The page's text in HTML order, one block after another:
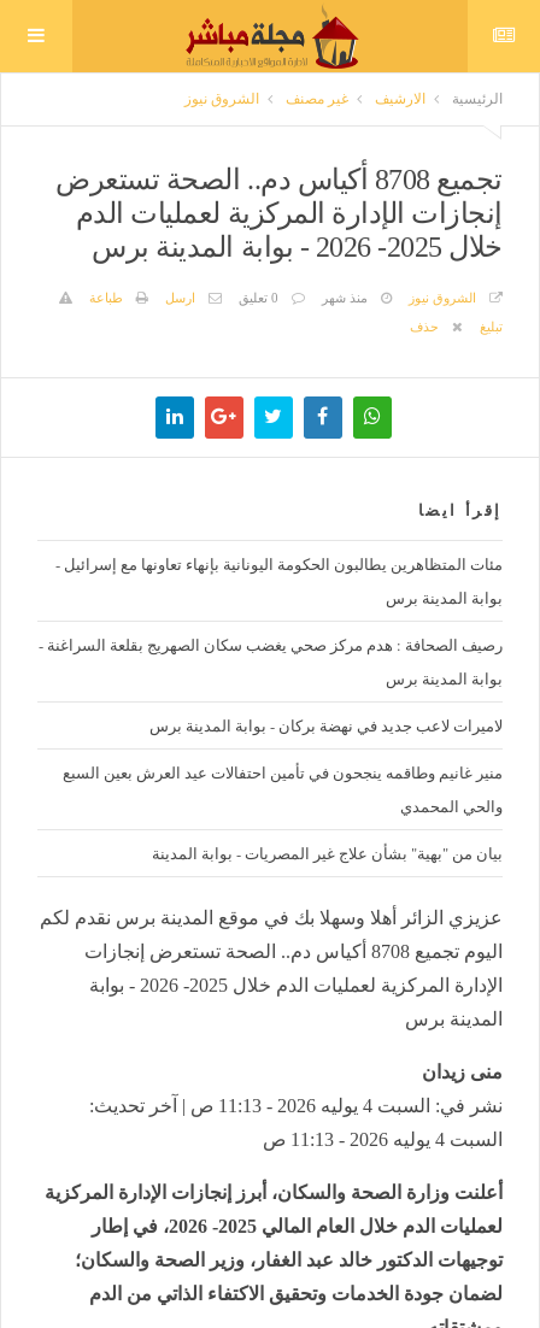
الرئيسية الارشيف غير مصنف الشروق نيوز
تجميع 8708 أكياس دم.. الصحة تستعرض
إنجازات الإدارة المركزية لعمليات الدم
خلال 2025- 2026 - بوابة المدينة برس
الشروق نيوز منذ شهر 0 تعليق ارسل
طباعة
تبليغ
حذف
إقرأ ايضا
مئات المتظاهرين يطالبون الحكومة اليونانية بإنهاء تعاونها مع إسرائيل -
بوابة المدينة برس
رصيف الصحافة : هدم مركز صحي يغضب سكان الصهريج بقلعة السراغنة -
بوابة المدينة برس
لاميرات لاعب جديد في نهضة بركان - بوابة المدينة برس
منير غانيم وطاقمه ينجحون في تأمين احتفالات عيد العرش بعين السبع
والحي المحمدي
بيان من "بهية" بشأن علاج غير المصريات - بوابة المدينة
عزيزي الزائر أهلا وسهلا بك في موقع المدينة برس نقدم لكم
اليوم تجميع 8708 أكياس دم.. الصحة تستعرض إنجازات
الإدارة المركزية لعمليات الدم خلال 2025- 2026 - بوابة
المدينة برس
منى زيدان
نشر في: السبت 4 يوليه 2026 - 11:13 ص | آخر تحديث:
السبت 4 يوليه 2026 - 11:13 ص
أعلنت وزارة الصحة والسكان، أبرز إنجازات الإدارة المركزية
لعمليات الدم خلال العام المالي 2025- 2026، في إطار
توجيهات الدكتور خالد عبد الغفار، وزير الصحة والسكان؛
لضمان جودة الخدمات وتحقيق الاكتفاء الذاتي من الدم